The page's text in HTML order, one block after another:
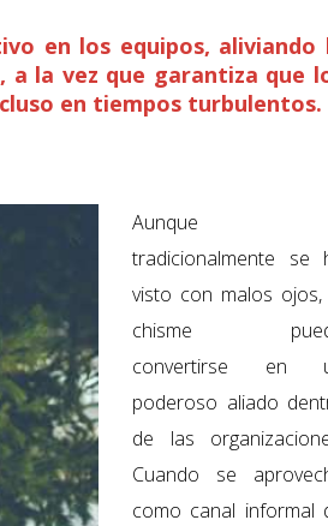
en los equipos, aliviando
a la vez que garantiza que
en tiempos turbulentos.
Aunque
tradicionalmente se
visto con malos ojos,
chisme
convertirse en
poderoso aliado
de las
Cuando se
como canal informal